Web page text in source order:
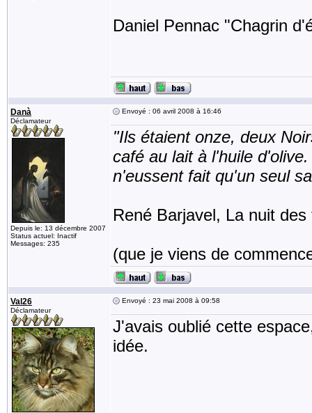
Daniel Pennac "Chagrin
Danà
Déclamateur
Depuis le: 13 décembre 2007
Status actuel: Inactif
Messages: 235
Envoyé : 06 avril 2008 à 16:46
"Ils étaient onze, deux
café au lait à l'huile
n'eussent fait qu'un seul
René Barjavel, La nuit des
(que je viens de
Val26
Déclamateur
Envoyé : 23 mai 2008 à 09:58
J'avais oublié cette
idée.